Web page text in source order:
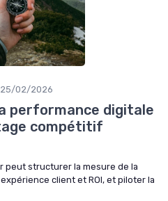
25/02/2026
performance digitale
compétitif
peut structurer la mesure de la
client et ROI, et piloter la